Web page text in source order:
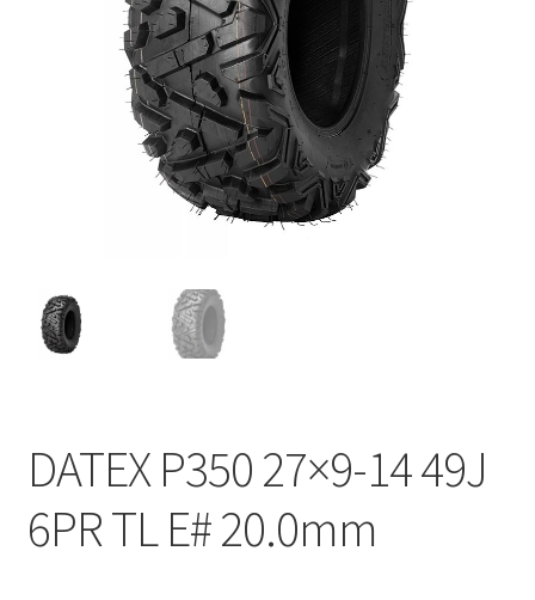
DATEX P350 27×9-14 49J
6PR TL E# 20.0mm